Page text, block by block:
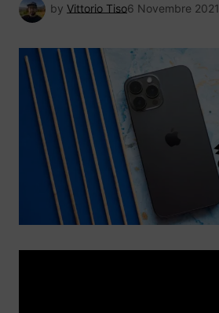
by Vittorio Tiso6 Novembre 2021